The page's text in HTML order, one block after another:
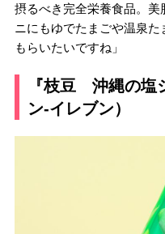
摂るべき完全栄養食品。
ニにもゆでたまごや温泉
もらいたいですね」
『枝豆 沖縄の塩
ン-イレブン）